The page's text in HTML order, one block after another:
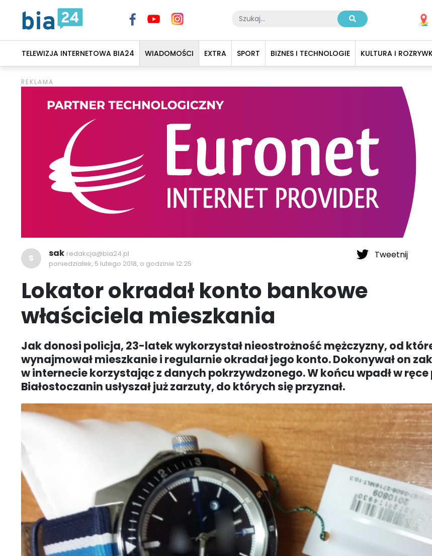
TELEWIZJA INTERNETOWA BIA24 WIADOMOŚCI EXTRA SPORT BIZNES I TECHNOLOGIE KULTURA I
Tweetnij
S sak redakcja@bia24.pl
poniedziałek, 5 lutego 2018, o godzinie 12:25
Lokator okradał konto bankowe
właściciela mieszkania
Jak donosi policja, 23-latek wykorzystał nieostrożność mężczyzny, od
wynajmował mieszkanie i regularnie okradał jego konto. Dokonywał on
w internecie korzystając z danych pokrzywdzonego. W końcu wpadł w ręce
Białostoczanin usłyszał już zarzuty, do których się przyznał.